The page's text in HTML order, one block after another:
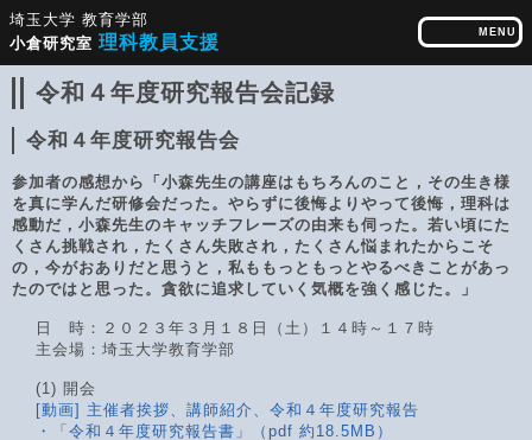
埼玉大学 教育学部
小倉研究室 理科教員支援 MENU
令和４年度研究報告会記録
令和４年度研究報告会
参加者の感想から「小森先生の講座はもちろんのこと，その生き様
を真に学んだ研修会だった。やらずに後悔よりやって後悔，理科は
感動だ，小森先生のキャッチフレーズの由来も伺った。若い頃にた
くさん挑戦され，たくさん失敗され，たくさん悩まれたからこそ
の，今がおありだと思うと，私ももっともっとやるべきことがあっ
たのではと思った。貪欲に追求していく気概を強く感じた。」
日 時：２０２３年３月１８日（土）１４時～１７時
主会場：埼玉大学教育学部
(1) 開会
[動画] 主催者挨拶、講師紹介、令和４年度研究報告
・「令和４年度研究報告書」（pdf 約18.5MB）